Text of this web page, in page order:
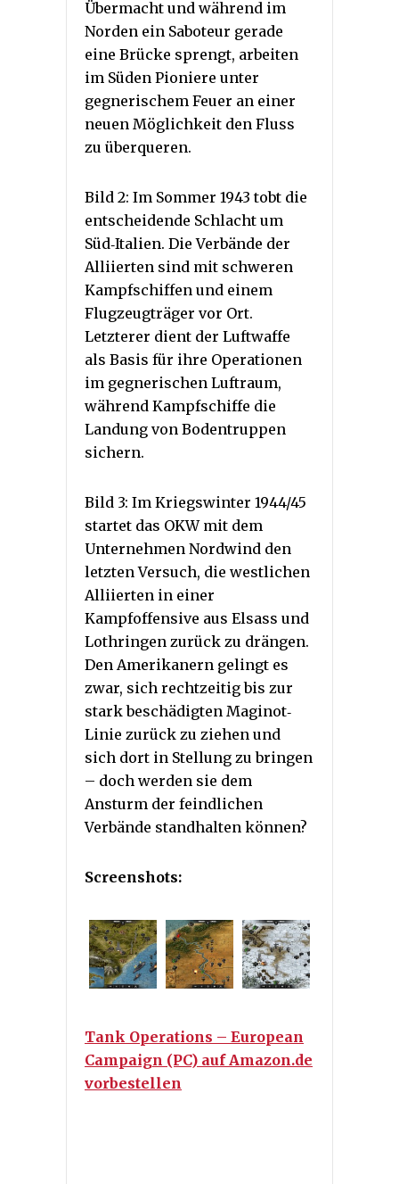
Übermacht und während im
Norden ein Saboteur gerade
eine Brücke sprengt, arbeiten
im Süden Pioniere unter
gegnerischem Feuer an einer
neuen Möglichkeit den Fluss
zu überqueren.
Bild 2: Im Sommer 1943 tobt die
entscheidende Schlacht um
Süd‐Italien. Die Verbände der
Alliierten sind mit schweren
Kampfschiffen und einem
Flugzeugträger vor Ort.
Letzterer dient der Luftwaffe
als Basis für ihre Operationen
im gegnerischen Luftraum,
während Kampfschiffe die
Landung von Bodentruppen
sichern.
Bild 3: Im Kriegswinter 1944/45
startet das OKW mit dem
Unternehmen Nordwind den
letzten Versuch, die westlichen
Alliierten in einer
Kampfoffensive aus Elsass und
Lothringen zurück zu drängen.
Den Amerikanern gelingt es
zwar, sich rechtzeitig bis zur
stark beschädigten Maginot‐
Linie zurück zu ziehen und
sich dort in Stellung zu bringen
– doch werden sie dem
Ansturm der feindlichen
Verbände standhalten können?
Screenshots:
Tank Operations – European
Campaign (PC) auf Amazon.de
vorbestellen